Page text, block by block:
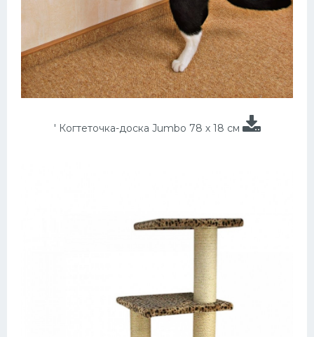
' Когтеточка-доска Jumbo 78 х 18 см